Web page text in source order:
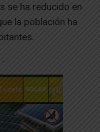
se ha reducido en
la población ha
--